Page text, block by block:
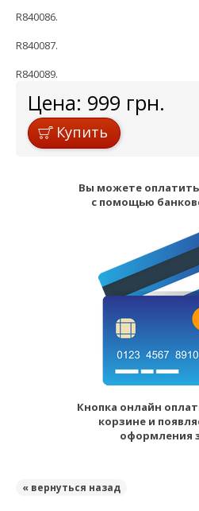
R840086.
R840087.
R840089.
Цена: 999 грн.
Купить
Вы можете
с помощью
Кнопка онлайн
корзине и
оформления
« вернуться назад